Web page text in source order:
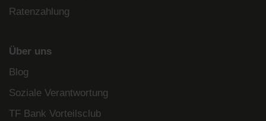
Ratenzahlung
Über uns
Blog
Soziale Verantwortung
TF Bank Vorteilsclub